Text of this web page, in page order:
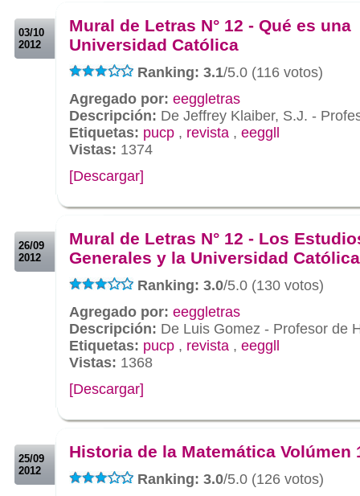
03/10
2012
Mural de Letras N° 12 - Qué es una
Universidad Católica
Ranking: 3.1/5.0 (116 votos)
Agregado por: eeggletras
Descripción: De Jeffrey Klaiber, S.J. -
Etiquetas: pucp , revista , eeggll
Vistas: 1374
[Descargar]
26/09
2012
Mural de Letras N° 12 - Los
Generales y la Universidad Católica
Ranking: 3.0/5.0 (130 votos)
Agregado por: eeggletras
Descripción: De Luis Gomez - Profesor de
Etiquetas: pucp , revista , eeggll
Vistas: 1368
[Descargar]
25/09
2012
Historia de la Matemática Volúmen
Ranking: 3.0/5.0 (126 votos)